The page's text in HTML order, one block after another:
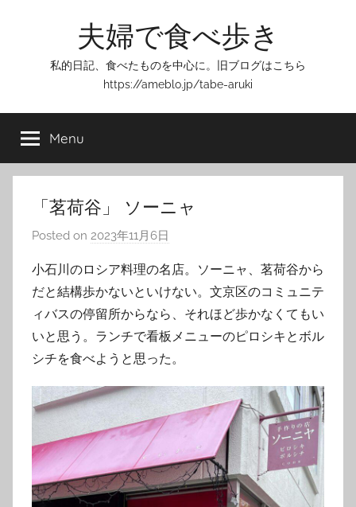
夫婦で食べ歩き
私的日記、食べたものを中心に。旧ブログはこちら
https://ameblo.jp/tabe-aruki
Menu
「茗荷谷」 ソーニャ
Posted on 2023年11月6日
T
o
m
小石川のロシア料理の名店。ソーニャ、茗荷谷から
だと結構歩かないといけない。文京区のコミュニテ
ィバスの停留所からなら、それほど歩かなくてもい
いと思う。ランチで看板メニューのピロシキとボル
シチを食べようと思った。